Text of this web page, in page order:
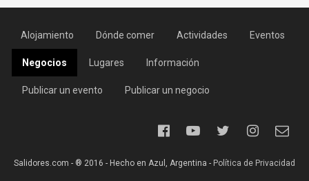
Alojamiento Dónde comer Actividades Eventos
Negocios Lugares Información
Publicar un evento Publicar un negocio
Salidores.com - ® 2016 - Hecho en Azul, Argentina - Política de Privacidad